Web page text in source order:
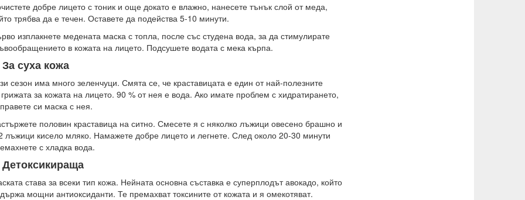
добре лицето с тоник и още докато е влажно, нанесете тънък слой от меда,
трябва да е течен. Оставете да подейства 5-10 минути.
изплакнете медената маска с топла, после със студена вода, за да стимулирате
в кожата на лицето. Подсушете водата с мека кърпа.
суха кожа
сезон има много зеленчуци. Смята се, че краставицата е един от най-полезните
за кожата на лицето. 90 % от нея е вода. Ако имате проблем с хидратирането,
си маска с нея.
половин краставица на ситно. Смесете я с няколко лъжици овесено брашно и
лъжици кисело мляко. Намажете добре лицето и легнете. След около 20-30 минути
с хладка вода.
Детоксикираща
става за всеки тип кожа. Нейната основна съставка е суперплодът авокадо, който
мощни антиоксиданти. Те премахват токсините от кожата и я омекотяват.